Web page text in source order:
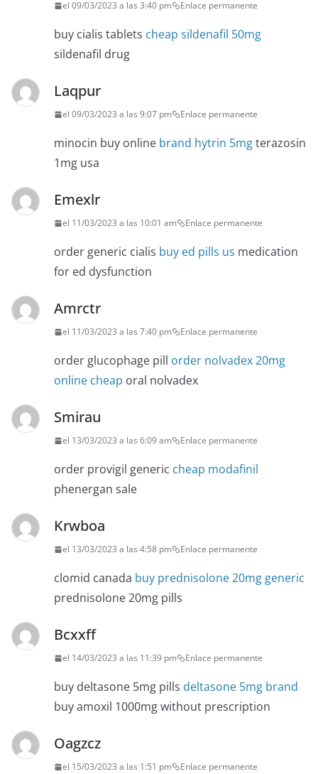
el 09/03/2023 a las 3:40 pm Enlace permanente
buy cialis tablets cheap sildenafil 50mg
sildenafil drug
Laqpur
el 09/03/2023 a las 9:07 pm Enlace permanente
minocin buy online brand hytrin 5mgterazosin
1mg usa
Emexlr
el 11/03/2023 a las 10:01 am Enlace permanente
order generic cialis buy ed pills us medication
for ed dysfunction
Amrctr
el 11/03/2023 a las 7:40 pm Enlace permanente
order glucophage pill order nolvadex 20mg
online cheap oral nolvadex
Smirau
el 13/03/2023 a las 6:09 am Enlace permanente
order provigil generic cheap modafinil
phenergan sale
Krwboa
el 13/03/2023 a las 4:58 pm Enlace permanente
clomid canada buy prednisolone 20mg generic
prednisolone 20mg pills
Bcxxff
el 14/03/2023 a las 11:39 pm Enlace permanente
buy deltasone 5mg pills deltasone 5mg brand
buy amoxil 1000mg without prescription
Oagzcz
el 15/03/2023 a las 1:51 pm Enlace permanente